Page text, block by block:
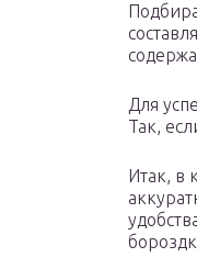
Для
Так,
Итак, в